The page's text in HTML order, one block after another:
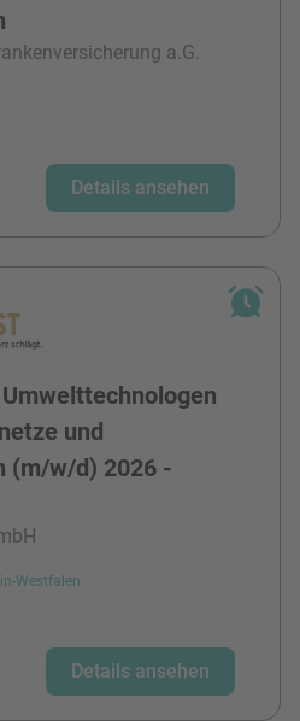
a.G.
Details ansehen
und
(m/w/d) 2026 -
Westfalen
Details ansehen